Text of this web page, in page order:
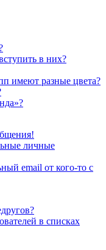
в них?
имеют разные цвета?
личные
email от кого-то с
в списках